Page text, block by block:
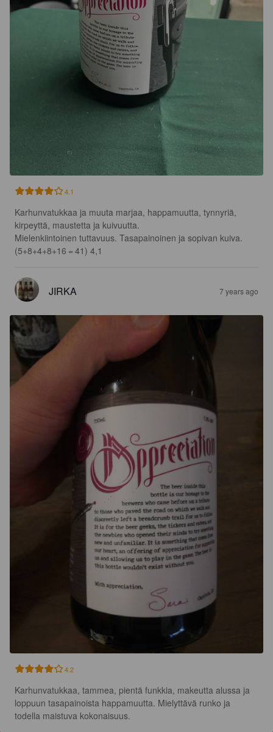
4.1
Karhunvatukkaa ja muuta marjaa, happamuutta, tynnyriä,
kirpeyttä, maustetta ja kuivuutta.
Mielenkiintoinen tuttavuus. Tasapainoinen ja sopivan kuiva.
(5+8+4+8+16‎ = 41) 4,1
JIRKA 7 years ago
4.2
Karhunvatukkaa, tammea, pientä funkkia, makeutta alussa ja
loppuun tasapainoista happamuutta. Mielyttävä runko ja
todella maistuva kokonaisuus.